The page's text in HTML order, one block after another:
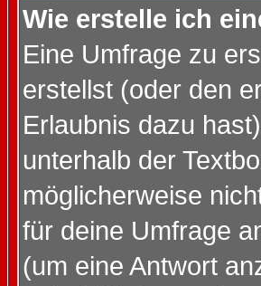
Wie erstelle ich
Eine Umfrage zu
erstellst (oder den
Erlaubnis dazu
unterhalb der
möglicherweise
für deine Umfrage
(um eine Antwort